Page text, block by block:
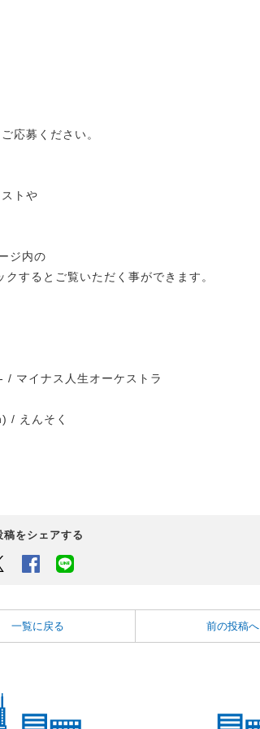
応募ください。
トや
ジ内の
するとご覧いただく事ができます。
マイナス人生オーケストラ
/ えんそく
稿をシェアする
Twitter Facebook
一覧に戻る 前の投稿へ